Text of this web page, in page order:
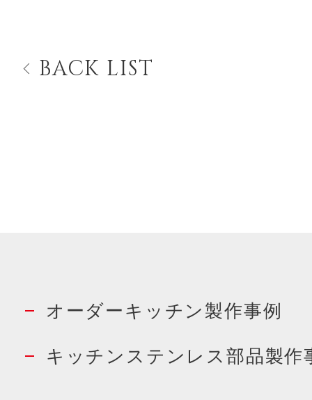
BACK LIST
オーダーキッチン製作事例
キッチンステンレス部品製作